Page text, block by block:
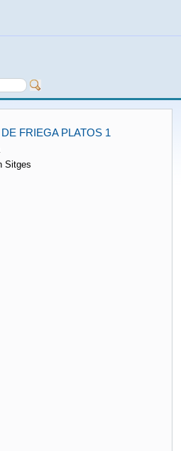
FRIEGA PLATOS 1
Sitges